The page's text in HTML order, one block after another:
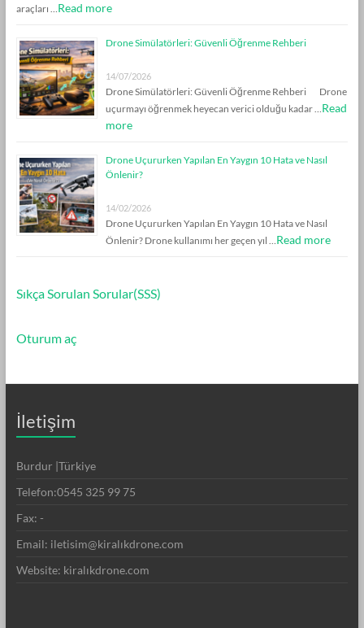
araçları …Read more
Drone Simülatörleri: Güvenli Öğrenme Rehberi
14/07/2026
Drone Simülatörleri: Güvenli Öğrenme Rehberi Drone
uçurmayı öğrenmek heyecan verici olduğu kadar …Read
more
Drone Uçururken Yapılan En Yaygın 10 Hata ve Nasıl
Önlenir?
14/02/2026
Drone Uçururken Yapılan En Yaygın 10 Hata ve Nasıl
Önlenir? Drone kullanımı her geçen yıl …Read more
Sıkça Sorulan Sorular(SSS)
Oturum aç
İletişim
Burdur |Türkiye
Telefon:0545 325 99 75
Fax: -
Email: iletisim@kiralıkdrone.com
Website: kiralıkdrone.com